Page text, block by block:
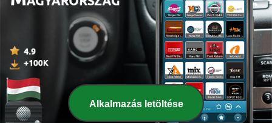
Learning English Conversations
BBC Radio - Epizód 819
tegnap 3 min
Fortell meg om!
14 aug. 2022
English English
Alkalmazás letöltése